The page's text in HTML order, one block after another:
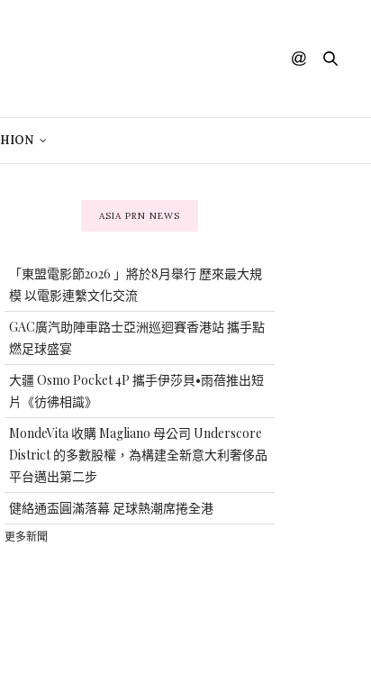
ASIA PRN NEWS
「東盟電影節2026 」將於8月舉行 歷來最大規
模 以電影連繫文化交流
GAC廣汽助陣車路士亞洲巡迴賽香港站 攜手點
燃足球盛宴
大疆 Osmo Pocket 4P 攜手伊莎貝•雨蓓推出短
片《彷彿相識》
MondeVita 收購 Magliano 母公司 Underscore
District 的多數股權，為構建全新意大利奢侈品
平台邁出第二步
健絡通盃圓滿落幕 足球熱潮席捲全港
更多新聞